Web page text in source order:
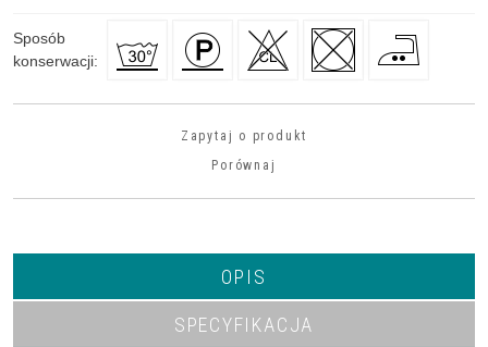
Sposób
konserwacji:
Zapytaj o produkt
Porównaj
OPIS
SPECYFIKACJA